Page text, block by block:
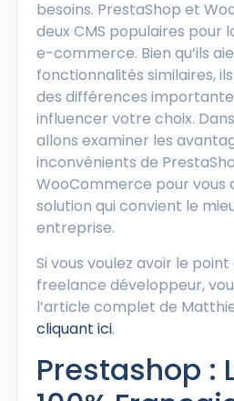
besoins. PrestaShop et
deux CMS populaires pour
e-commerce. Bien qu’ils
fonctionnalités similaires,
des différences
influencer votre choix.
allons examiner les
inconvénients de
WooCommerce pour vous
solution qui convient le
entreprise.
Si vous voulez avoir le point
freelance développeur,
l’article complet de
cliquant ici.
Prestashop :